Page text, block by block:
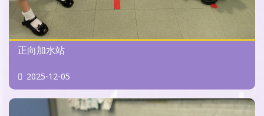
正向加水站
2025-12-05